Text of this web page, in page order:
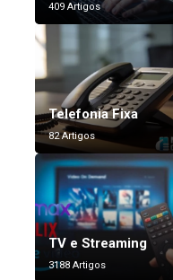
409 Artigos
Telefonia Fixa
82 Artigos
TV e Streaming
3188 Artigos